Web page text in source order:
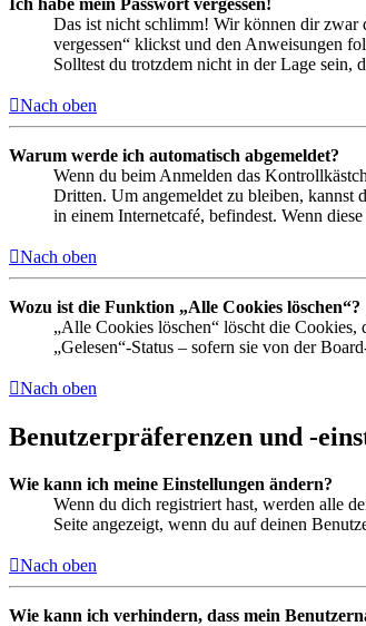
Ich habe mein Passwort vergessen!
Das ist nicht schlimm! Wir können dir zwar
vergessen“ klickst und den Anweisungen
Solltest du trotzdem nicht in der Lage sein,
Nach oben
Warum werde ich automatisch abgemeldet?
Wenn du beim Anmelden das
Dritten. Um angemeldet zu bleiben, kannst
in einem Internetcafé, befindest. Wenn
Nach oben
Wozu ist die Funktion „Alle Cookies löschen“?
„Alle Cookies löschen“ löscht die
„Gelesen“-Status – sofern sie von der
Nach oben
Benutzerpräferenzen und -
Wie kann ich meine Einstellungen ändern?
Wenn du dich registriert hast, werden alle
Seite angezeigt, wenn du auf deinen
Nach oben
Wie kann ich verhindern, dass mein